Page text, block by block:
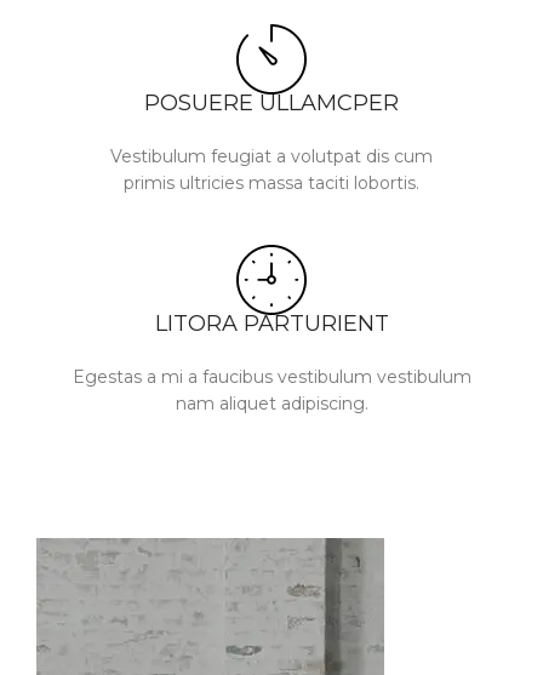
POSUERE ULLAMCPER
Vestibulum feugiat a volutpat dis cum
primis ultricies massa taciti lobortis.
LITORA PARTURIENT
Egestas a mi a faucibus vestibulum vestibulum
nam aliquet adipiscing.